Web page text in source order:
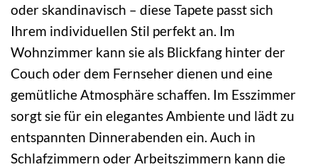
oder skandinavisch – diese Tapete passt sich
Ihrem individuellen Stil perfekt an. Im
Wohnzimmer kann sie als Blickfang hinter der
Couch oder dem Fernseher dienen und eine
gemütliche Atmosphäre schaffen. Im Esszimmer
sorgt sie für ein elegantes Ambiente und lädt zu
entspannten Dinnerabenden ein. Auch in
Schlafzimmern oder Arbeitszimmern kann die